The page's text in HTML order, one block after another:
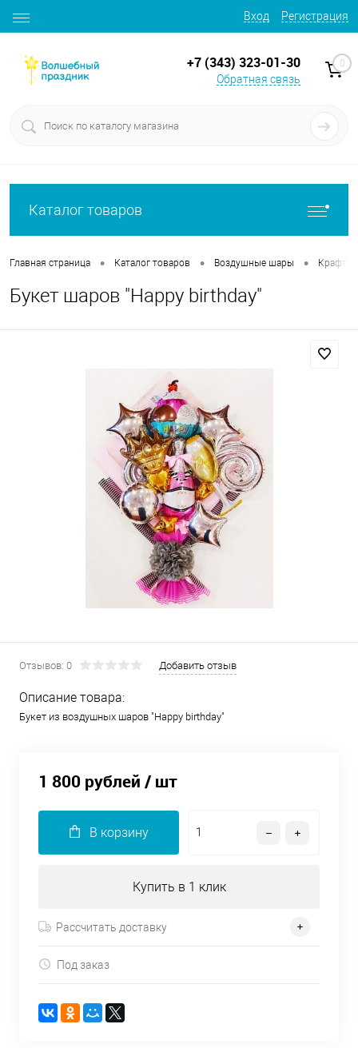
Вход Регистрация
+7 (343) 323-01-30
Обратная связь
0
Каталог товаров
Главная страница • Каталог товаров • Воздушные шары • Крафт
Букет шаров "Happy birthday"
Отзывов: 0 Добавить отзыв
Описание товара:
Букет из воздушных шаров "Happy birthday"
1 800 рублей / шт
В корзину
Купить в 1 клик
Рассчитать доставку
Под заказ